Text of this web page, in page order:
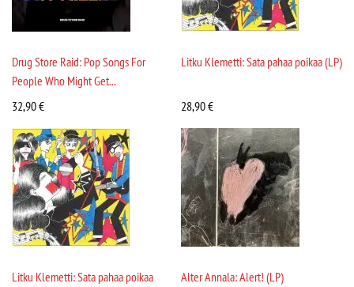
Drug Store Raid: Pop Songs For
People Who Might Get...
32,90€
Litku Klemetti: Sata pahaa poikaa (LP)
28,90€
Litku Klemetti: Sata pahaa poikaa
Alter Annala: Alert! (LP)